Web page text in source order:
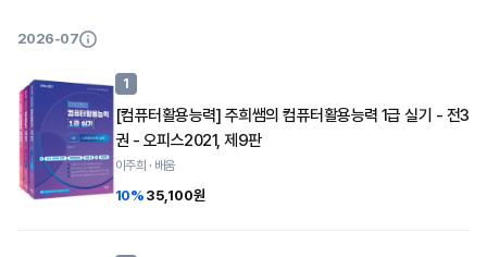
2026-07
1
[컴퓨터활용능력] 주희쌤의 컴퓨터활용능력 1급 실기 - 전3
권 - 오피스2021, 제9판
이주희 · 배움
10% 35,100원